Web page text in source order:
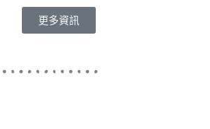
更多資訊